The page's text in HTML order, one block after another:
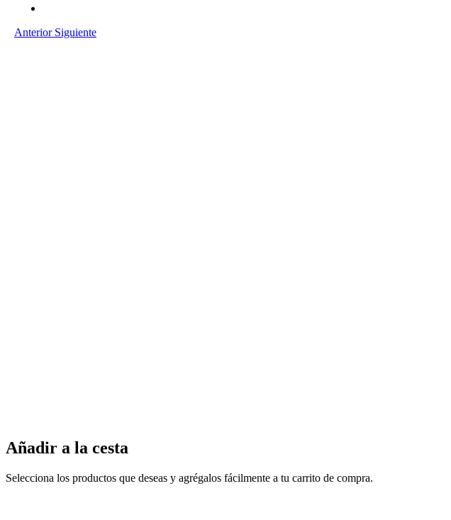
Anterior Siguiente
Añadir a la cesta
Selecciona los productos que deseas y agrégalos fácilmente a tu carrito de compra.